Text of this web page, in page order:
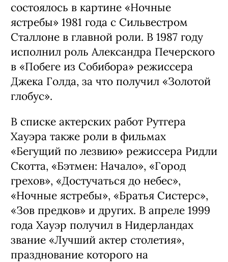
состоялось в картине «Ночные
ястребы» 1981 года с Сильвестром
Сталлоне в главной роли. В 1987 году
исполнил роль Александра Печерского
в «Побеге из Собибора» режиссера
Джека Голда, за что получил «Золотой
глобус».
В списке актерских работ Рутгера
Хауэра также роли в фильмах
«Бегущий по лезвию» режиссера Ридли
Скотта, «Бэтмен: Начало», «Город
грехов», «Достучаться до небес»,
«Ночные ястребы», «Братья Систерс»,
«Зов предков» и других. В апреле 1999
года Хауэр получил в Нидерландах
звание «Лучший актер столетия»,
празднование которого на